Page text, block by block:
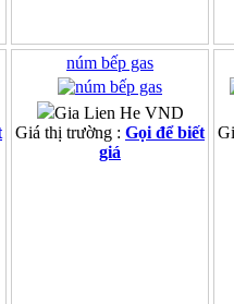
núm bếp gas
Gia Lien He VND
Giá thị trường : Gọi để biết
giá